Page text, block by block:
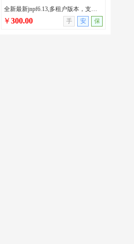
全新最新jnpf6.13,多租户版本，支持AI/netcore版本/jnpf最新版本
￥300.00 手 安 保